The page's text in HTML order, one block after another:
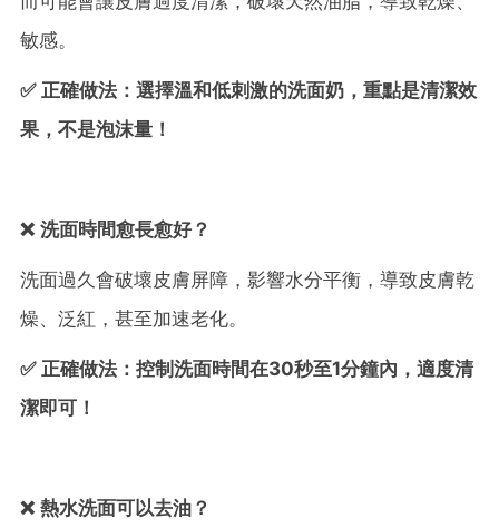
敏感。
✅ 正確做法：選擇溫和低刺激的洗面奶，重點是清潔效
果，不是泡沫量！
❌ 洗面時間愈長愈好？
洗面過久會破壞皮膚屏障，影響水分平衡，導致皮膚乾
燥、泛紅，甚至加速老化。
✅ 正確做法：控制洗面時間在30秒至1分鐘內，適度清
潔即可！
❌ 熱水洗面可以去油？